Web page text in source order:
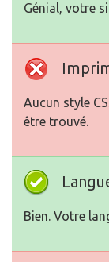
Génial, votre
Aucun style
être trouvé.
Bien. Votre